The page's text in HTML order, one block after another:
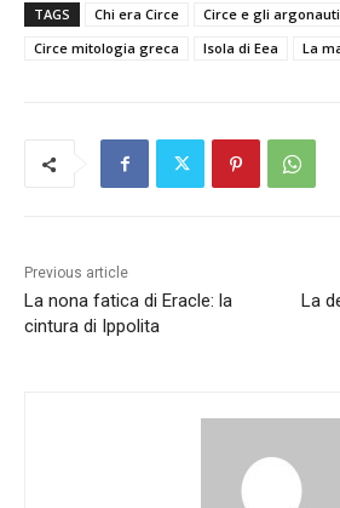
TAGS Chi era Circe Circe e gli argonauti
Circe mitologia greca
Isola di Eea La
Previous article
La nona fatica di Eracle: la
cintura di Ippolita
La